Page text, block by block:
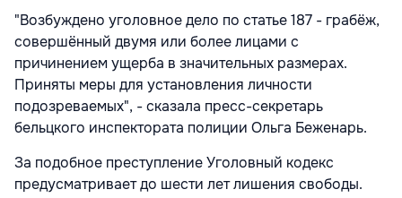
"Возбуждено уголовное дело по статье 187 - грабёж,
совершённый двумя или более лицами с
причинением ущерба в значительных размерах.
Приняты меры для установления личности
подозреваемых", - сказала пресс-секретарь
бельцкого инспектората полиции Ольга Беженарь.
За подобное преступление Уголовный кодекс
предусматривает до шести лет лишения свободы.